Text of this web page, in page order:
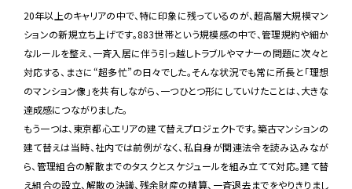
20年以上のキャリアの中で、特に印象に残っているのが、超高層大規模マン
ションの新規立ち上げです。883世帯という規模感の中で、管理規約や細か
なルールを整え、一斉入居に伴う引っ越しトラブルやマナーの問題に次々と
対応する、まさに“超多忙”の日々でした。そんな状況でも常に所長と「理想
のマンション像」を共有しながら、一つひとつ形にしていけたことは、大きな
達成感につながりました。
もう一つは、東京都心エリアの建て替えプロジェクトです。築古マンションの
建て替えは当時、社内では前例がなく、私自身が関連法令を読み込みなが
ら、管理組合の解散までのタスクとスケジュールを組み立てて対応。建て替
え組合の設立、解散の決議、残余財産の精算、一斉退去までをやりきりまし